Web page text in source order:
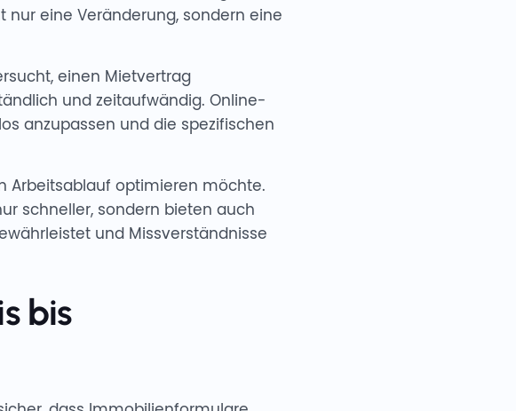
nur eine Veränderung, sondern eine
einen Mietvertrag
und zeitaufwändig. Online-
anzupassen und die spezifischen
Arbeitsablauf optimieren möchte.
schneller, sondern bieten auch
und Missverständnisse
bis